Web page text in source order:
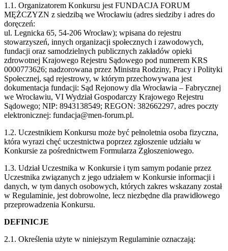
1.1. Organizatorem Konkursu jest FUNDACJA FORUM
MĘŻCZYZN z siedzibą we Wrocławiu (adres siedziby i adres do
doręczeń:
ul. Legnicka 65, 54-206 Wrocław); wpisana do rejestru
stowarzyszeń, innych organizacji społecznych i zawodowych,
fundacji oraz samodzielnych publicznych zakładów opieki
zdrowotnej Krajowego Rejestru Sądowego pod numerem KRS
0000773626; nadzorowana przez Ministra Rodziny, Pracy i Polityki
Społecznej, sąd rejestrowy, w którym przechowywana jest
dokumentacja fundacji: Sąd Rejonowy dla Wrocławia – Fabrycznej
we Wrocławiu, VI Wydział Gospodarczy Krajowego Rejestru
Sądowego; NIP: 8943138549; REGON: 382662297, adres poczty
elektronicznej: fundacja@men-forum.pl.
1.2. Uczestnikiem Konkursu może być pełnoletnia osoba fizyczna,
która wyrazi chęć uczestnictwa poprzez zgłoszenie udziału w
Konkursie za pośrednictwem Formularza Zgłoszeniowego.
1.3. Udział Uczestnika w Konkursie i tym samym podanie przez
Uczestnika związanych z jego udziałem w Konkursie informacji i
danych, w tym danych osobowych, których zakres wskazany został
w Regulaminie, jest dobrowolne, lecz niezbędne dla prawidłowego
przeprowadzenia Konkursu.
DEFINICJE
2.1. Określenia użyte w niniejszym Regulaminie oznaczają: